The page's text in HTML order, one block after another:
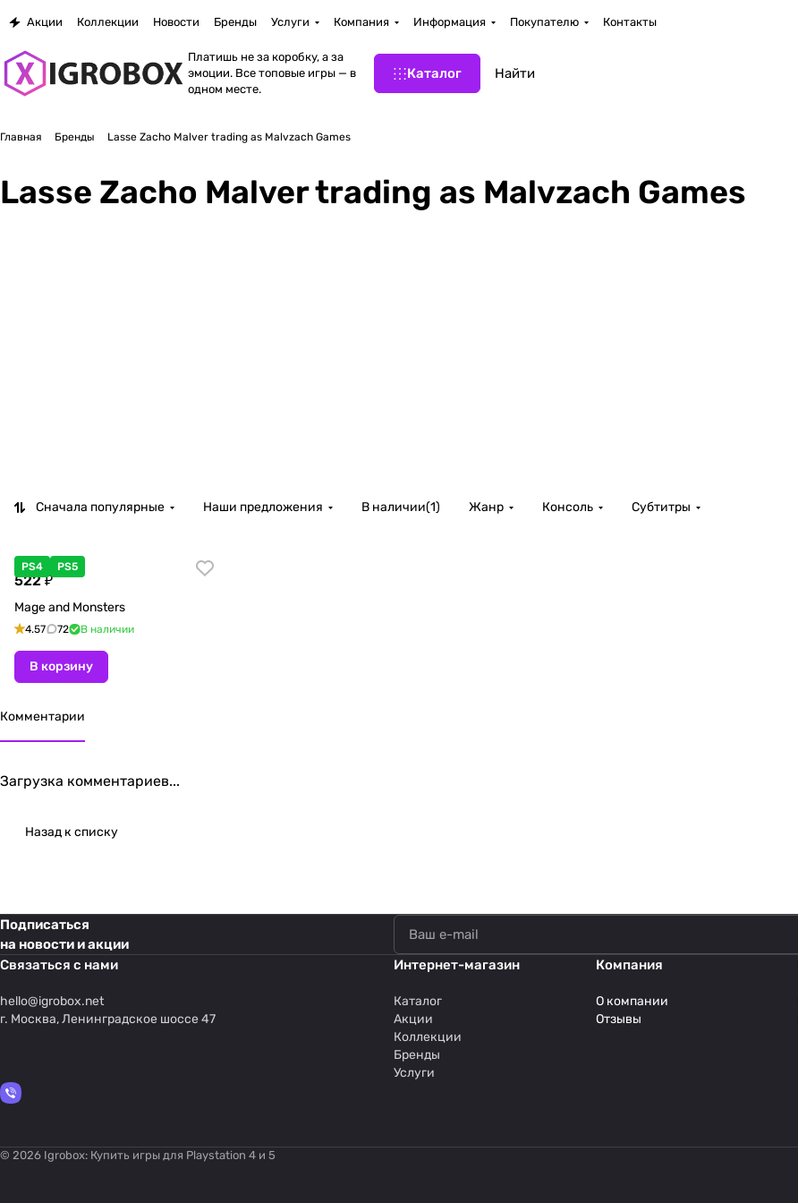
Акции Коллекции Новости Бренды Услуги Компания Информация Покупателю Контакты
Платишь не за коробку, а за
эмоции. Все топовые игры — в
одном месте.
Каталог
Главная Бренды Lasse Zacho Malver trading as Malvzach Games
Lasse Zacho Malver trading as Malvzach Games
Сначала популярные Наши предложения В наличии(1) Жанр Консоль Субтитры
PS4 PS5
522 ₽
Mage and Monsters
4.57 72 В наличии
В корзину
Комментарии
Загрузка комментариев...
Назад к списку
Подписаться
на новости и акции
Связаться с нами
hello@igrobox.net
г. Москва, Ленинградское шоссе 47
Интернет-магазин
Каталог
Акции
Коллекции
Бренды
Услуги
Компания
О компании
Отзывы
© 2026 Igrobox: Купить игры для Playstation 4 и 5